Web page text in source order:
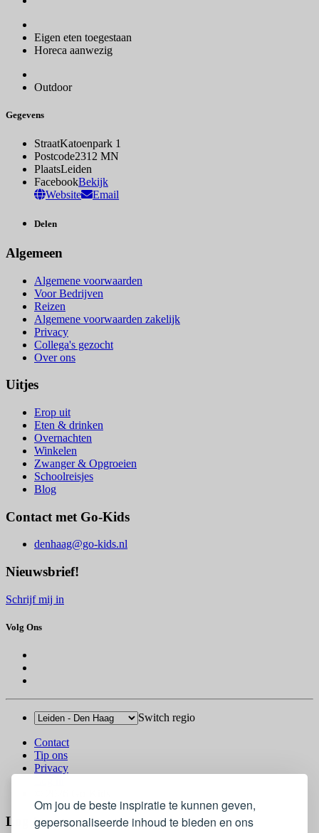
Om jou de beste inspiratie te kunnen geven,
gepersonaliseerde inhoud te bieden en ons
Eigen eten toegestaan
Horeca aanwezig
Outdoor
Gegevens
StraatKatoenpark 1
Postcode2312 MN
PlaatsLeiden
FacebookBekijk
Website
Email
Delen
Algemeen
Algemene voorwaarden
Voor Bedrijven
Reizen
Algemene voorwaarden zakelijk
Privacy
Collega's gezocht
Over ons
Uitjes
Erop uit
Eten & drinken
Overnachten
Winkelen
Zwanger & Opgroeien
Schoolreisjes
Blog
Contact met Go-Kids
denhaag@go-kids.nl
Nieuwsbrief!
Schrijf mij in
Volg Ons
Switch regio
Contact
Tip ons
Privacy
Log In